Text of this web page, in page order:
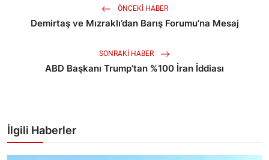
ÖNCEKI HABER
Demirtaş ve Mızraklı’dan Barış Forumu’na Mesaj
SONRAKI HABER
ABD Başkanı Trump’tan %100 İran İddiası
İlgili Haberler